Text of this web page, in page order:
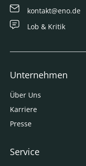
kontakt@eno.de
Lob & Kritik
Unternehmen
Über Uns
Karriere
Presse
Service